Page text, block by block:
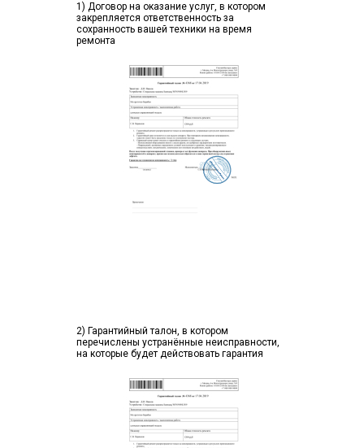
1) Договор на оказание услуг, в котором
закрепляется ответственность за
сохранность вашей техники на время
ремонта
2) Гарантийный талон, в котором
перечислены устранённые неисправности,
на которые будет действовать гарантия